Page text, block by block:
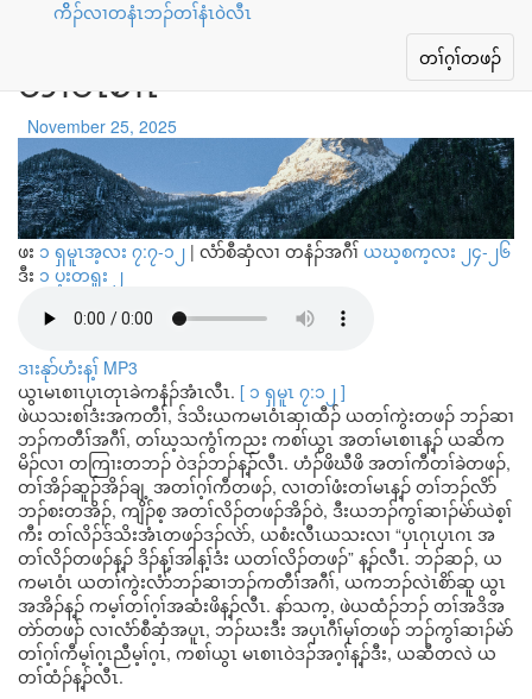
ကိိၣ်လၢတနံၤဘၣ်တၢ်နံၤ၀ဲလီၤ
Toggle
navigation
တၢ်ဂ့ၢ်တဖၣ်
တၢ်ဃ့သကွံၢ်ကညး ကစၢ်ယွၤအ
တၢ်မၤစၢၤ
November 25, 2025
ဖး ၁ ရှမူၤအ့လး ၇:၇-၁၂ | လံာ်စီဆှံလၢ တနံၣ်အဂီၢ် ယဃ့စက့လး ၂၄-၂၆
ဒီး ၁ ပ့းတရူး ၂
ဒၢးနုာ်ဟံးန့ၢ် MP3
ယွၤမၤစၢၤပှၤတုၤခဲကနံၣ်အံၤလီၤ. [ ၁ ရှမူၤ ၇:၁၂ ]
ဖဲယသးစၢ်ဒံးအကတီၢ်, ဒ်သိးယကမၤဝံၤဆှၢထီၣ် ယတၢ်ကွဲးတဖၣ် ဘၣ်ဆၢ
ဘၣ်ကတီၢ်အဂီၢ်, တၢ်ဃ့သကွံၢ်ကညး ကစၢ်ယွၤ အတၢ်မၤစၢၤန့ၣ် ယဆိက
မိၣ်လၢ တကြၢးတဘၣ် ဝဲဒၣ်ဘၣ်န့ၣ်လီၤ. ဟံၣ်ဖိဃီဖိ အတၢ်ကီတၢ်ခဲတဖၣ်,
တၢ်အိၣ်ဆူၣ်အိၣ်ချ့ အတၢ်ဂ့ၢ်ကီတဖၣ်, လၢတၢ်ဖံးတၢ်မၤန့ၣ် တၢ်ဘၣ်လိာ်
ဘၣ်စးတအိၣ်, ကျိၣ်စ့ အတၢ်လိၣ်တဖၣ်အိၣ်ဝဲ, ဒီးယဘၣ်ကွၢ်ဆၢၣ်မဲာ်ယဲစ့ၢ်
ကီး တၢ်လိၣ်ဒ်သိးအံၤတဖၣ်ဒၣ်လဲာ်, ယစံးလီၤယသးလၢ “ပှၤဂုၤပှၤဂၤ အ
တၢ်လိၣ်တဖၣ်န့ၣ် ဒိၣ်န့ၢ်အါန့ၢ်ဒံး ယတၢ်လိၣ်တဖၣ်” န့ၣ်လီၤ. ဘၣ်ဆၣ်, ယ
ကမၤဝံၤ ယတၢ်ကွဲးလံာ်ဘၣ်ဆၢဘၣ်ကတီၢ်အဂီၢ်, ယကဘၣ်လဲၤစိာ်ဆူ ယွၤ
အအိၣ်န့ၣ် ကမ့ၢ်တၢ်ဂ့ၢ်အဆံးဖိန့ၣ်လီၤ. နာ်သက့, ဖဲယထံၣ်ဘၣ် တၢ်အဒိအ
တဲာ်တဖၣ် လၢလံာ်စီဆှံအပူၤ, ဘၣ်ဃးဒီး အပှၤဂီၢ်မုၢ်တဖၣ် ဘၣ်ကွၢ်ဆၢၣ်မဲာ်
တၢ်ဂ့ၢ်ကီမ့ၢ်ဂ့ၤညီမ့ၢ်ဂ့ၤ, ကစၢ်ယွၤ မၤစၢၤဝဲဒၣ်အဂ့ၢ်န့ၣ်ဒီး, ယဆီတလဲ ယ
တၢ်ထံၣ်န့ၣ်လီၤ.